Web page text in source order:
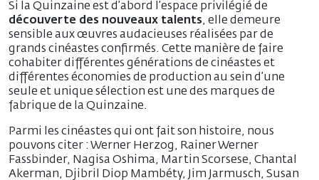
Si la Quinzaine est d’abord l’espace privilégié de
découverte des nouveaux talents, elle demeure
sensible aux œuvres audacieuses réalisées par de
grands cinéastes confirmés. Cette manière de faire
cohabiter différentes générations de cinéastes et
différentes économies de production au sein d’une
seule et unique sélection est une des marques de
fabrique de la Quinzaine.
Parmi les cinéastes qui ont fait son histoire, nous
pouvons citer : Werner Herzog, Rainer Werner
Fassbinder, Nagisa Oshima, Martin Scorsese, Chantal
Akerman, Djibril Diop Mambéty, Jim Jarmusch, Susan